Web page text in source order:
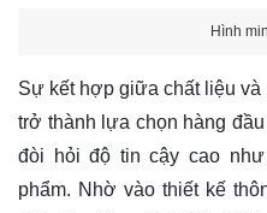
Hình
Sự kết hợp giữa chất liệu và
trở thành lựa chọn hàng
đòi hỏi độ tin cậy cao
phẩm. Nhờ vào thiết kế